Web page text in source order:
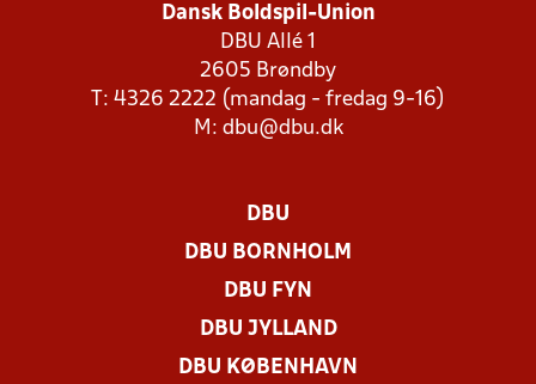
Dansk Boldspil-Union
DBU Allé 1
2605 Brøndby
T: 4326 2222 (mandag - fredag 9-16)
M: dbu@dbu.dk
DBU
DBU BORNHOLM
DBU FYN
DBU JYLLAND
DBU KØBENHAVN